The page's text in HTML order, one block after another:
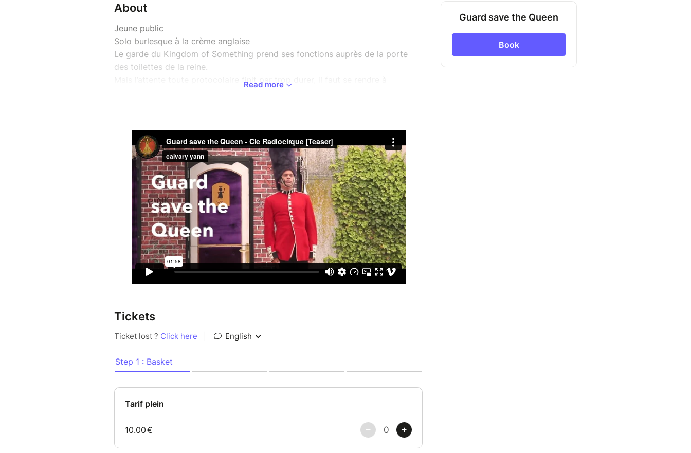
About
Jeune public
Solo burlesque à la crème anglaise
Le garde du Kingdom of Something prend ses fonctions auprès de la porte
des toilettes de la reine.
Mais l’attente toute protocolaire finit par trop durer, il faut se rendre à
Par la compagnie Radio Cirque
Tout public, dès 3 ans
Durée 50 min.
Placement libre
Distribution
Créé et interprété par : Yann Calvary
Mise en scène : Yann Calvary & Gildas Pujet
Regard clownesque : Michael Le Guen
Créateur Lumière / scénographe / régisseur général : Pierre Bayard
Création Sonore : Johan Charpentier & Mehdi Zaïba
Techniciens : Mélanie Bouvret et Gregory Hilaire
Couture Scénique : Olivia Ropert
Réalisation photographique : Pierre Bayard
Production : Compagnie Radiocirque
Administration : Show me the Sound / Licence 1035885
©Pierre Bayard
Read more
Tickets
Guard save the Queen
Book